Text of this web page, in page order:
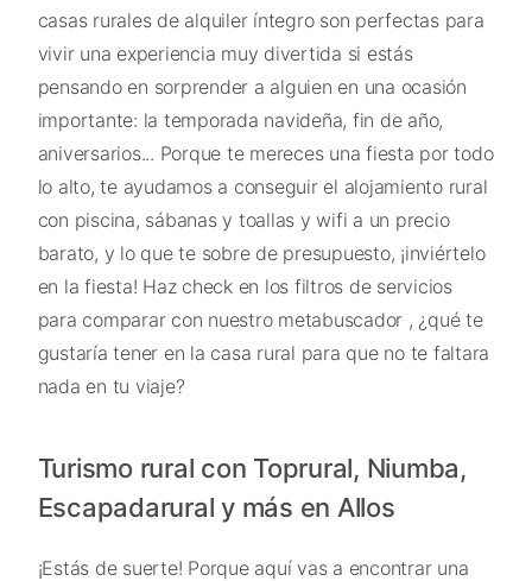
casas rurales de alquiler íntegro son perfectas para
vivir una experiencia muy divertida si estás
pensando en sorprender a alguien en una ocasión
importante: la temporada navideña, fin de año,
aniversarios... Porque te mereces una fiesta por todo
lo alto, te ayudamos a conseguir el alojamiento rural
con piscina, sábanas y toallas y wifi a un precio
barato, y lo que te sobre de presupuesto, ¡inviértelo
en la fiesta! Haz check en los filtros de servicios
para comparar con nuestro metabuscador , ¿qué te
gustaría tener en la casa rural para que no te faltara
nada en tu viaje?
Turismo rural con Toprural, Niumba,
Escapadarural y más en Allos
¡Estás de suerte! Porque aquí vas a encontrar una